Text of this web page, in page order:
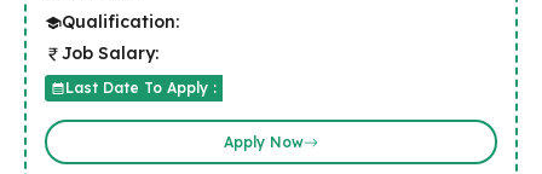
Qualification:
Job Salary:
Last Date To Apply :
Apply Now